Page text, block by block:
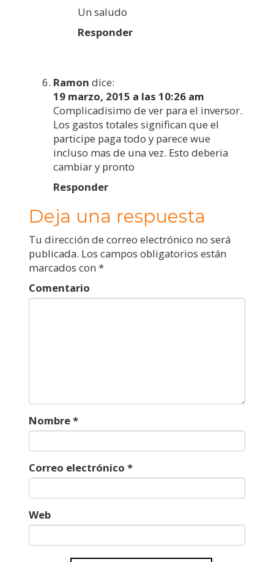
Un saludo
Responder
Ramon dice:
19 marzo, 2015 a las 10:26 am
Complicadisimo de ver para el inversor.
Los gastos totales significan que el
participe paga todo y parece wue
incluso mas de una vez. Esto deberia
cambiar y pronto
Responder
Deja una respuesta
Tu dirección de correo electrónico no será
publicada. Los campos obligatorios están
marcados con *
Comentario
Nombre*
Correo electrónico *
Web